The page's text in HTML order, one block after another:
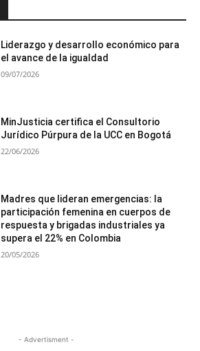
Liderazgo y desarrollo económico para
el avance de la igualdad
09/07/2026
MinJusticia certifica el Consultorio
Jurídico Púrpura de la UCC en Bogotá
22/06/2026
Madres que lideran emergencias: la
participación femenina en cuerpos de
respuesta y brigadas industriales ya
supera el 22% en Colombia
20/05/2026
- Advertisment -